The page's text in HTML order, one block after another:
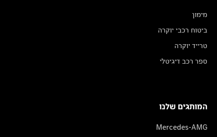
מימון
ביטוח רכבי יוקרה
טרייד יוקרה
ספר רכב דיגיטלי
המותגים שלנו
Mercedes-AMG